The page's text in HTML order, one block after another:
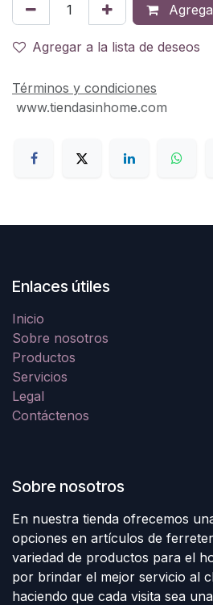
Agregar a la lista de deseos
Términos y condiciones
www.tiendasinhome.com
Enlaces útiles
Inicio
Sobre nosotros
Productos
Servicios
Legal
Contáctenos
Sobre nosotros
En nuestra tienda ofrecemos
opciones en artículos de
variedad de productos para el
por brindar el mejor servicio al
haciendo que cada visita sea